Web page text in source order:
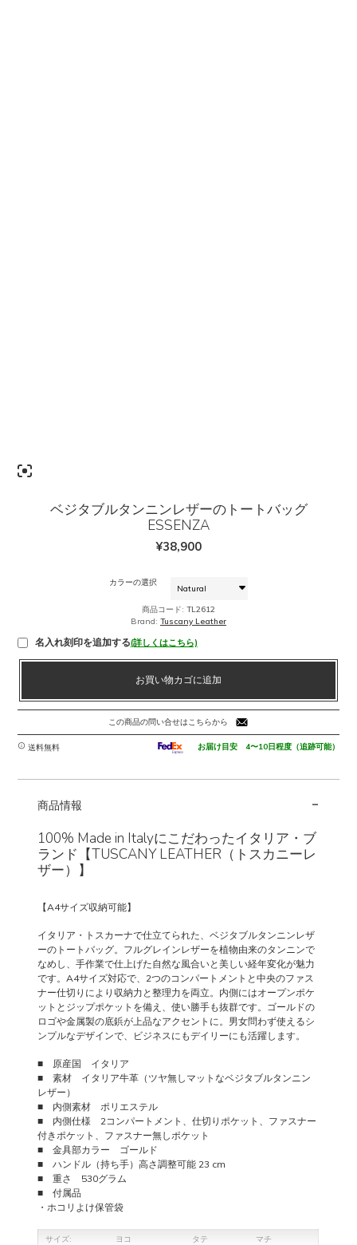
ベジタブルタンニンレザーのトートバッグ
ESSENZA
¥38,900
カラーの選択
商品コード: TL2612
Brand: Tuscany Leather
名入れ刻印を追加する(詳しくはこちら)
ベ
タ
ブ
ル
タ
ニ
ESSENZA
お買い物カゴに追加
この商品の問い合せはこちらから
送料無料 お届け目安 4〜10日程度（追跡可能）
商品情報 -
100% Made in Italyにこだわったイタリア・ブ
ランド【TUSCANY LEATHER（トスカニーレ
ザー）】
【A4サイズ収納可能】
イタリア・トスカーナで仕立てられた、ベジタブルタンニンレザ
ーのトートバッグ。フルグレインレザーを植物由来のタンニンで
なめし、手作業で仕上げた自然な風合いと美しい経年変化が魅力
です。A4サイズ対応で、2つのコンパートメントと中央のファス
ナー仕切りにより収納力と整理力を両立。内側にはオープンポケ
ットとジップポケットを備え、使い勝手も抜群です。ゴールドの
ロゴや金属製の底鋲が上品なアクセントに。男女問わず使えるシ
ンプルなデザインで、ビジネスにもデイリーにも活躍します。
■ 原産国 イタリア
■ 素材 イタリア牛革（ツヤ無しマットなベジタブルタンニン
レザー）
■ 内側素材 ポリエステル
■ 内側仕様 2コンパートメント、仕切りポケット、ファスナー
付きポケット、ファスナー無しポケット
■ 金具部カラー ゴールド
■ ハンドル（持ち手）高さ調整可能 23 cm
■ 重さ 530グラム
■ 付属品
・ホコリよけ保管袋
サイズ: ヨコ タテ
マチ